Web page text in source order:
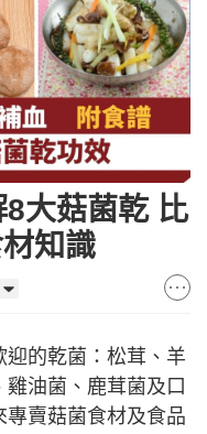
大菇菌乾 比
知識
的乾菌：松茸、羊
油菌、鹿茸菌及口
賣菇菌食材及食品